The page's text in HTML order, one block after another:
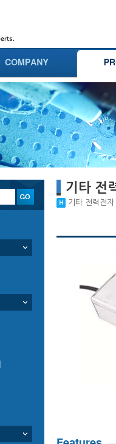
기타 전
기타 전력전